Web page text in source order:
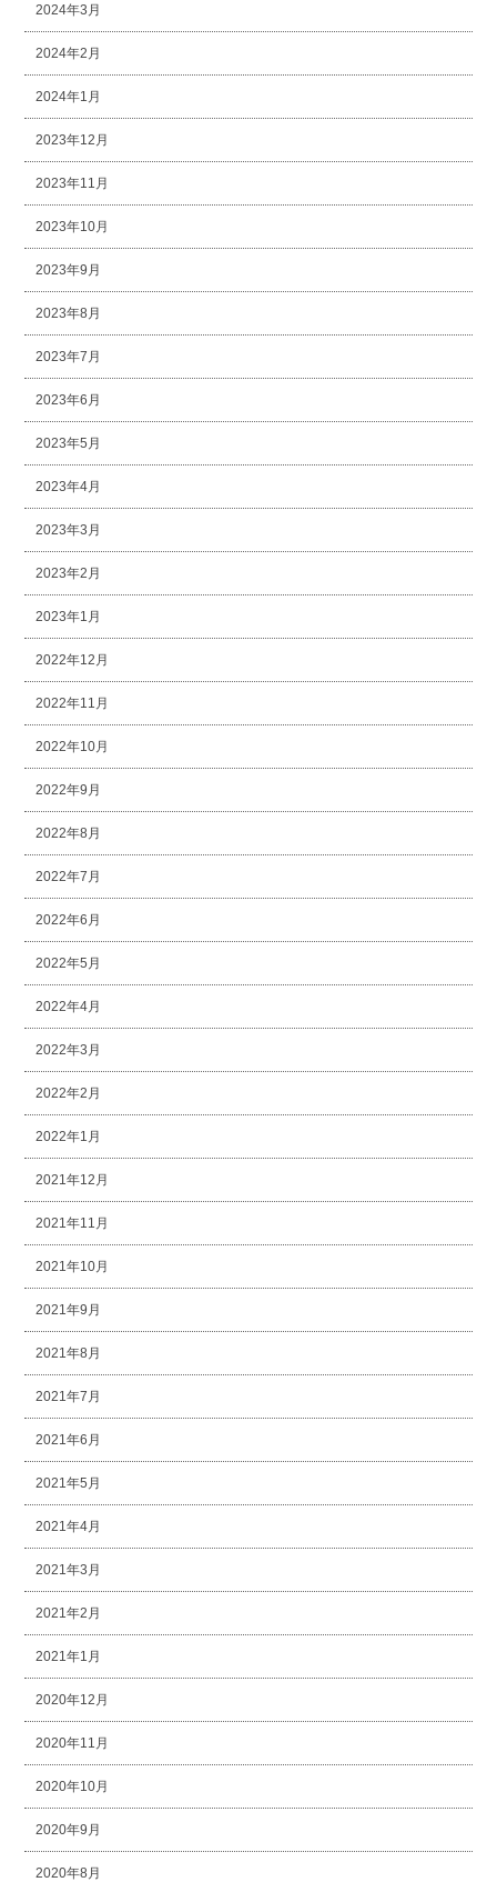
2024年3月
2024年2月
2024年1月
2023年12月
2023年11月
2023年10月
2023年9月
2023年8月
2023年7月
2023年6月
2023年5月
2023年4月
2023年3月
2023年2月
2023年1月
2022年12月
2022年11月
2022年10月
2022年9月
2022年8月
2022年7月
2022年6月
2022年5月
2022年4月
2022年3月
2022年2月
2022年1月
2021年12月
2021年11月
2021年10月
2021年9月
2021年8月
2021年7月
2021年6月
2021年5月
2021年4月
2021年3月
2021年2月
2021年1月
2020年12月
2020年11月
2020年10月
2020年9月
2020年8月